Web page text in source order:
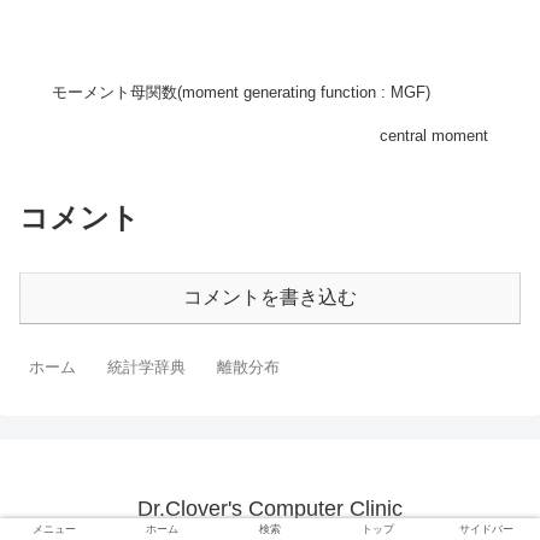
モーメント母関数(moment generating function : MGF)
central moment
コメント
コメントを書き込む
ホーム 統計学辞典 離散分布
Dr.Clover's Computer Clinic
メニュー ホーム 検索 トップ サイドバー